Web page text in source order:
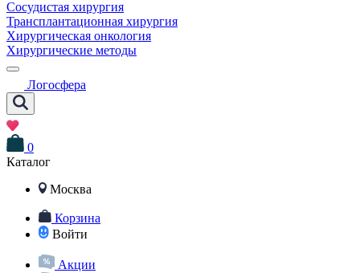
Сосудистая хирургия
Трансплантационная хирургия
Хирургическая онкология
Хирургические методы
Логосфера
0
Каталог
Москва
Корзина
Войти
Акции